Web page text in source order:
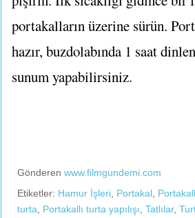
portakalların üzerine sürün.
hazır, buzdolabında 1 saat
sunum yapabilirsiniz.
Gönderen www.filmgundemi.com
Etiketler: Hamur İşleri Portakal
turta
Portakallı turta yapılışı Tatlılar,